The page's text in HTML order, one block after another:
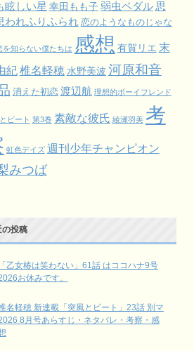
眩しい星 幸田もも子 弱虫ペダル 思
われふりふられ 恋のようなものじゃな
を知らない僕たちは 感想 有賀リエ 末
紀椎名軽穂 水野美波 河原和音
消えた初恋 渡辺航 理想的ボーイフレンド
ビート 第3巻 素敵な彼氏 綾瀬羽美 考
虹色デイズ 週刊少年チャンピオン
みつば
の投稿
「乙女椿は笑わない」61話 はココハナ9号
お休みです。
名軽穂 新連載「突風とビート」23話 別マ
8月号あらすじ・ネタバレ・考察・感